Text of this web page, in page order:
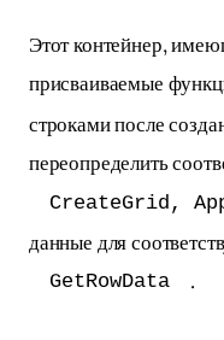
Этот контейнер,
присваиваемые
строками после
переопределить
CreateGrid,
данные для
GetRowData .